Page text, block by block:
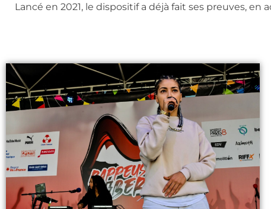
Lancé en 2021, le dispositif a déjà fait ses preuves,